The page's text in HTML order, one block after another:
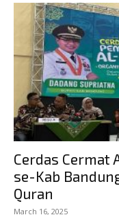
Cerdas Cermat
se-Kab
Quran
March 16, 2025